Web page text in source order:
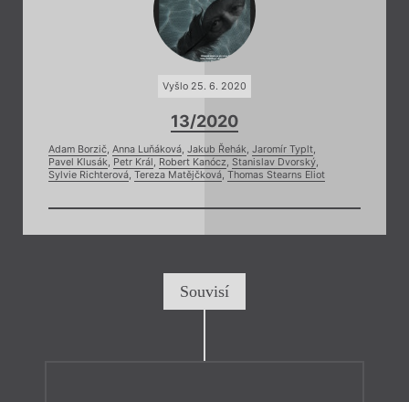
Vyšlo 25. 6. 2020
13/2020
Adam Borzič, Anna Luňáková, Jakub Řehák, Jaromír Typlt,
Pavel Klusák, Petr Král, Robert Kanócz, Stanislav Dvorský,
Sylvie Richterová, Tereza Matějčková, Thomas Stearns Eliot
Souvisí